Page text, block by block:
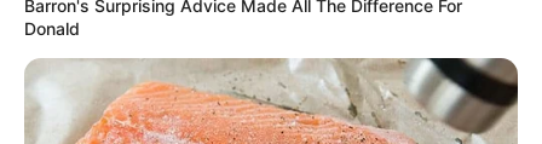
Barron's Surprising Advice Made All The Difference For
Donald